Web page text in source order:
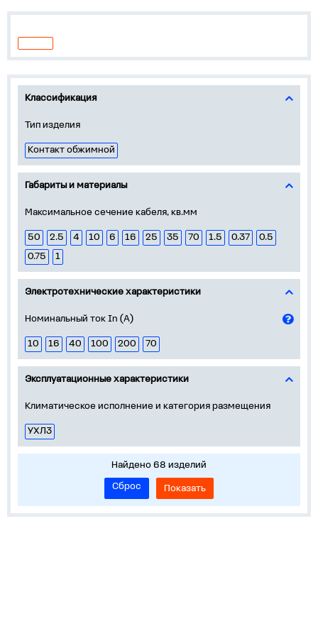
Классификация
Тип изделия
Контакт обжимной
Габариты и материалы
Максимальное сечение кабеля, кв.мм
50 2.5 4 10 6 16 25 35 70 1.5 0.37
0.5
0.75
1
Электротехнические характеристики
Номинальный ток In (А)
10 16 40 100 200 70
Эксплуатационные характеристики
Климатическое исполнение и категория размещения
УХЛ3
Найдено 68 изделий
Сброс
Показать